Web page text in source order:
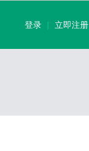
登录 | 立即注册